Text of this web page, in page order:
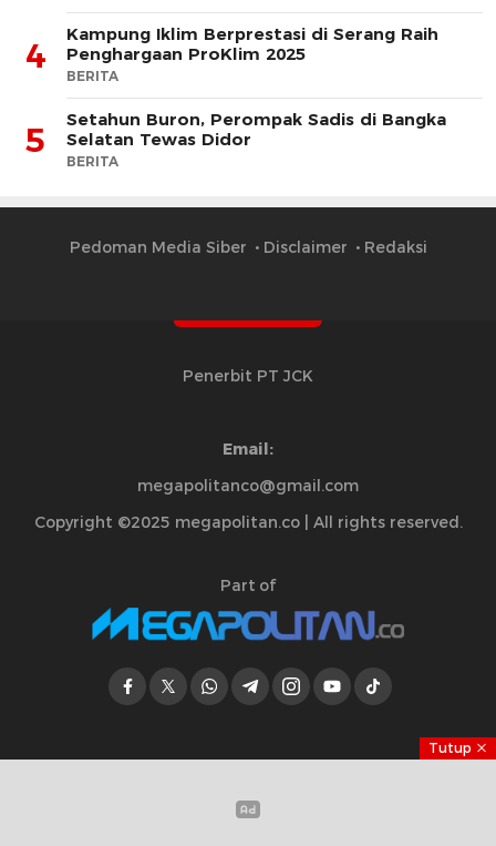
4
Kampung Iklim Berprestasi di Serang Raih
Penghargaan ProKlim 2025
BERITA
5
Setahun Buron, Perompak Sadis di Bangka
Selatan Tewas Didor
BERITA
Pedoman Media Siber Disclaimer Redaksi
Penerbit PT JCK
Email:
megapolitanco@gmail.com
Copyright ©2025 megapolitan.co | All rights reserved.
Part of
Tutup